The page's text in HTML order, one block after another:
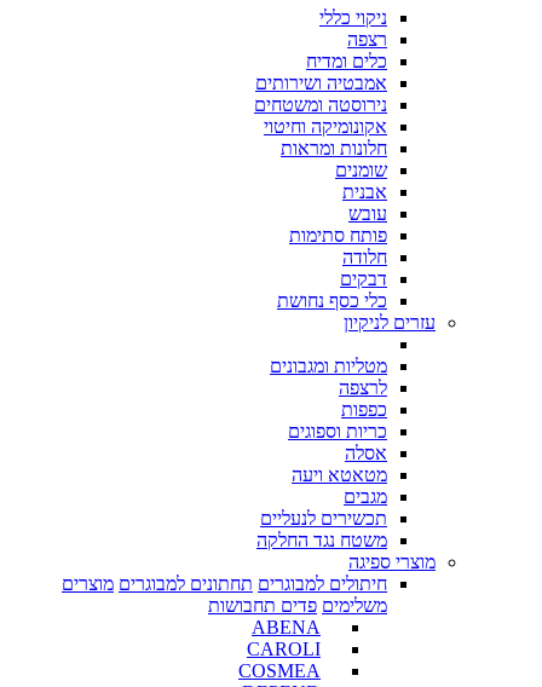
ניקוי כללי
רצפה
כלים ומדיח
אמבטיה ושירותים
נירוסטה ומשטחים
אקונומיקה וחיטוי
חלונות ומראות
שומנים
אבנית
עובש
פותח סתימות
חלודה
דבקים
כלי כסף נחושת
עזרים לניקיון
מטליות ומגבונים
לרצפה
כפפות
כריות וספוגים
אסלה
מטאטא ויעה
מגבים
תכשירים לנעליים
משטח נגד החלקה
מוצרי ספיגה
חיתולים למבוגרים תחתונים למבוגרים מוצרים
משלימים פדים תחבושות
ABENA
CAROLI
COSMEA